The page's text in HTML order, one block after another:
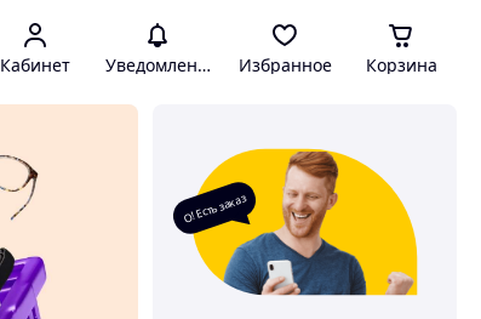
Кабинет Уведомления Избранное Корзина
О! Есть заказ